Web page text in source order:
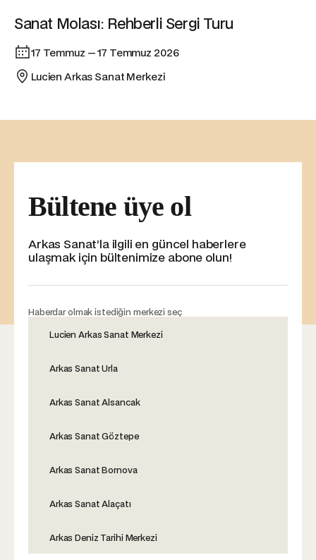
Sanat Molası: Rehberli Sergi Turu
17 Temmuz — 17 Temmuz 2026
Lucien Arkas Sanat Merkezi
Bültene üye ol
Arkas Sanat’la ilgili en güncel haberlere
ulaşmak için bültenimize abone olun!
Haberdar olmak istediğin merkezi seç
Lucien Arkas Sanat Merkezi
Arkas Sanat Urla
Arkas Sanat Alsancak
Arkas Sanat Göztepe
Arkas Sanat Bornova
Arkas Sanat Alaçatı
Arkas Deniz Tarihi Merkezi